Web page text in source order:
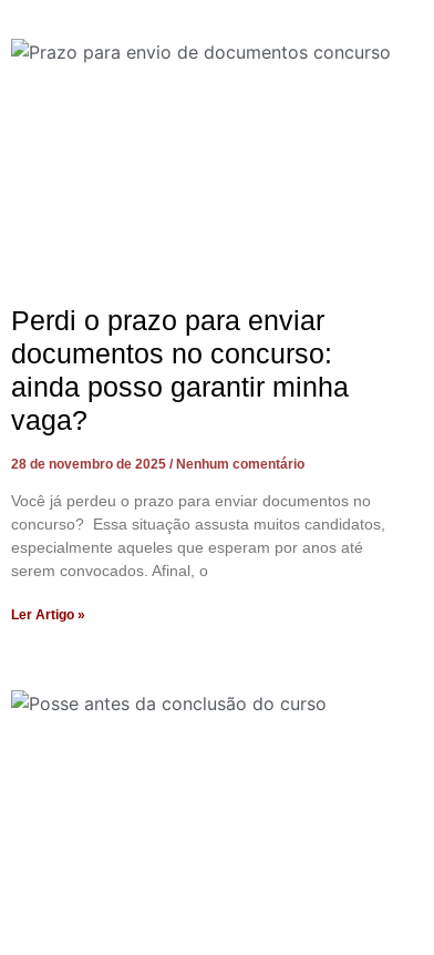
Perdi o prazo para enviar
documentos no concurso:
ainda posso garantir minha
vaga?
28 de novembro de 2025 Nenhum comentário
Você já perdeu o prazo para enviar documentos no
concurso? Essa situação assusta muitos candidatos,
especialmente aqueles que esperam por anos até
serem convocados. Afinal, o
Ler Artigo »